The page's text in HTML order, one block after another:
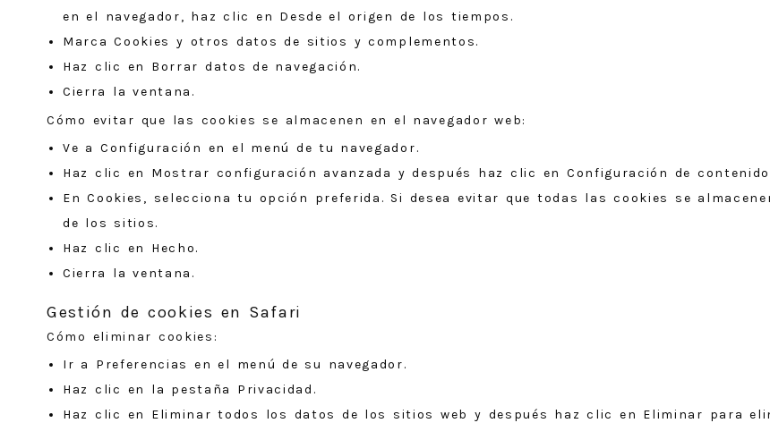
en el navegador, haz clic en Desde el origen de los tiempos.
Marca Cookies y otros datos de sitios y complementos.
Haz clic en Borrar datos de navegación.
Cierra la ventana.
Cómo evitar que las cookies se almacenen en el navegador web:
Ve a Configuración en el menú de tu navegador.
Haz clic en Mostrar configuración avanzada y después haz clic en Configuración de
En Cookies, selecciona tu opción preferida. Si desea evitar que todas las cookies se
de los sitios.
Haz clic en Hecho.
Cierra la ventana.
Gestión de cookies en Safari
Cómo eliminar cookies:
Ir a Preferencias en el menú de su navegador.
Haz clic en la pestaña Privacidad.
Haz clic en Eliminar todos los datos de los sitios web y después haz clic en Eliminar para